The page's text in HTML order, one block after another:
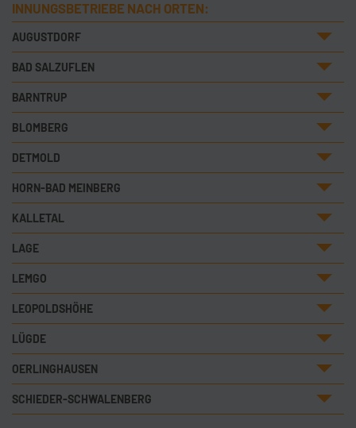
INNUNGSBETRIEBE NACH ORTEN:
AUGUSTDORF
BAD SALZUFLEN
BARNTRUP
BLOMBERG
DETMOLD
HORN-BAD MEINBERG
KALLETAL
LAGE
LEMGO
LEOPOLDSHÖHE
LÜGDE
OERLINGHAUSEN
SCHIEDER-SCHWALENBERG